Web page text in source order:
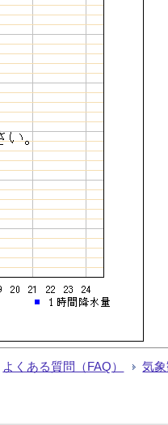
よくある質問（FAQ） 気